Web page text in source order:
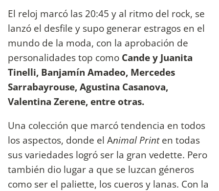
El reloj marcó las 20:45 y al ritmo del rock, se
lanzó el desfile y supo generar estragos en el
mundo de la moda, con la aprobación de
personalidades top como Cande y Juanita
Tinelli, Banjamín Amadeo, Mercedes
Sarrabayrouse, Agustina Casanova,
Valentina Zerene, entre otras.
Una colección que marcó tendencia en todos
los aspectos, donde el Animal Printen todas
sus variedades logró ser la gran vedette. Pero
también dio lugar a que se luzcan géneros
como ser el paliette, los cueros y lanas. Con la